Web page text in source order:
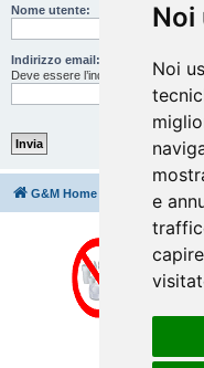
Noi
Noi
e
Nome utente:
Indirizzo email:
Deve essere l’indirizzo email che
G&M Home